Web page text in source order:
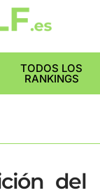
TODOS LOS
RANKINGS
del